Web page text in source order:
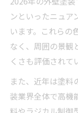
ンといったニュア
います。これらの
なく、周囲の景観
くさも評価されて
また、近年は塗料
装業界全体で高機